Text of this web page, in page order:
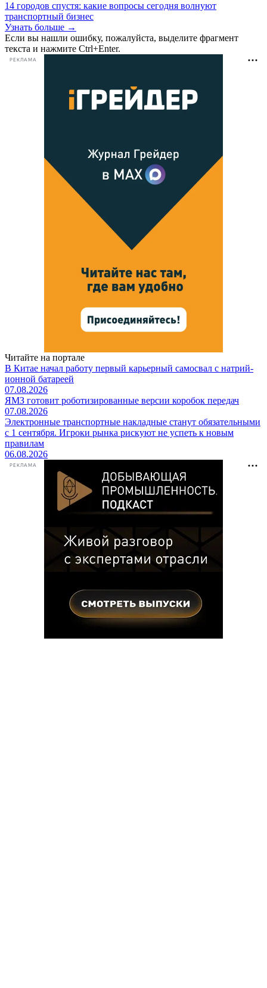
14 городов спустя: какие вопросы сегодня волнуют
транспортный бизнес
Узнать больше →
Если вы нашли ошибку, пожалуйста, выделите фрагмент
текста и нажмите Ctrl+Enter.
РЕКЛАМА
Читайте на портале
В Китае начал работу первый карьерный самосвал с натрий-
ионной батареей
07.08.2026
ЯМЗ готовит роботизированные версии коробок передач
07.08.2026
Электронные транспортные накладные станут обязательными
с 1 сентября. Игроки рынка рискуют не успеть к новым
правилам
06.08.2026
РЕКЛАМА